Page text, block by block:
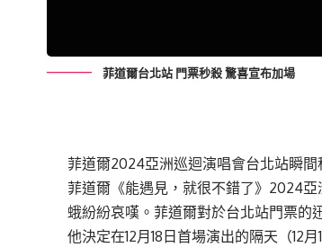
菲道爾台北站 門票秒殺 驚喜宣布加場
菲道爾2024亞洲巡迴演唱會台北站
菲道爾《能遇見，就很不錯了》2024
蛾紛紛哀嘆。菲道爾對於台北站門票的
他決定在12月18日首場演出的隔天（12